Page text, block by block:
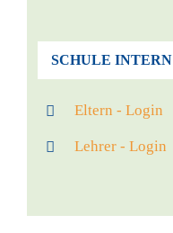
SCHULE INTERN
Eltern - Login
Lehrer - Login